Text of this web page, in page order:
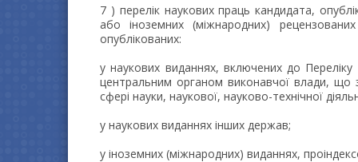
7 ) перелік наукових праць кандидата,
або іноземних (міжнародних)
опублікованих:
у наукових виданнях, включених до
центральним органом виконавчої влади, що
сфері науки, наукової, науково-технічної
у наукових виданнях інших держав;
у іноземних (міжнародних) виданнях,